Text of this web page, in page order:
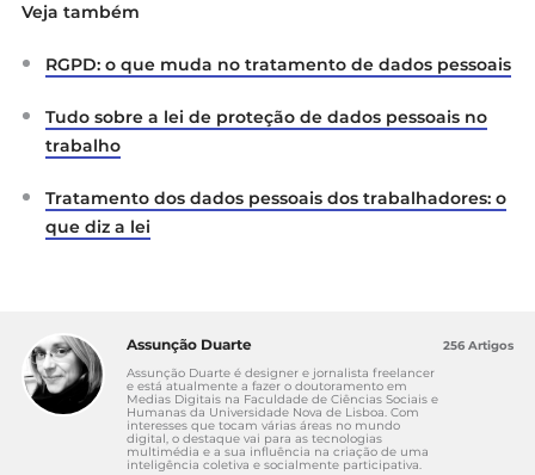
Veja também
RGPD: o que muda no tratamento de dados pessoais
Tudo sobre a lei de proteção de dados pessoais no
trabalho
Tratamento dos dados pessoais dos trabalhadores: o
que diz a lei
Assunção Duarte
Assunção Duarte é designer e jornalista freelancer
e está atualmente a fazer o doutoramento em
Medias Digitais na Faculdade de Ciências Sociais e
Humanas da Universidade Nova de Lisboa. Com
interesses que tocam várias áreas no mundo
digital, o destaque vai para as tecnologias
multimédia e a sua influência na criação de uma
inteligência coletiva e socialmente participativa.
256 Artigos